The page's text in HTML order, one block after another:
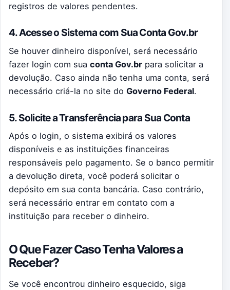
registros de valores pendentes.
4. Acesse o Sistema com Sua Conta Gov.br
Se houver dinheiro disponível, será necessário
fazer login com sua conta Gov.br para solicitar a
devolução. Caso ainda não tenha uma conta, será
necessário criá-la no site do Governo Federal.
5. Solicite a Transferência para Sua Conta
Após o login, o sistema exibirá os valores
disponíveis e as instituições financeiras
responsáveis pelo pagamento. Se o banco permitir
a devolução direta, você poderá solicitar o
depósito em sua conta bancária. Caso contrário,
será necessário entrar em contato com a
instituição para receber o dinheiro.
O Que Fazer Caso Tenha Valores a
Receber?
Se você encontrou dinheiro esquecido, siga